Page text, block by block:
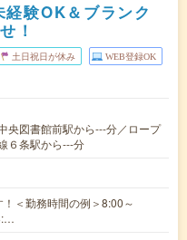
験OK＆ブランク
！
土日祝日が休み WEB登録OK
央図書館前駅から---分／ロープ
６条駅から---分
＜勤務時間の例＞8:00～